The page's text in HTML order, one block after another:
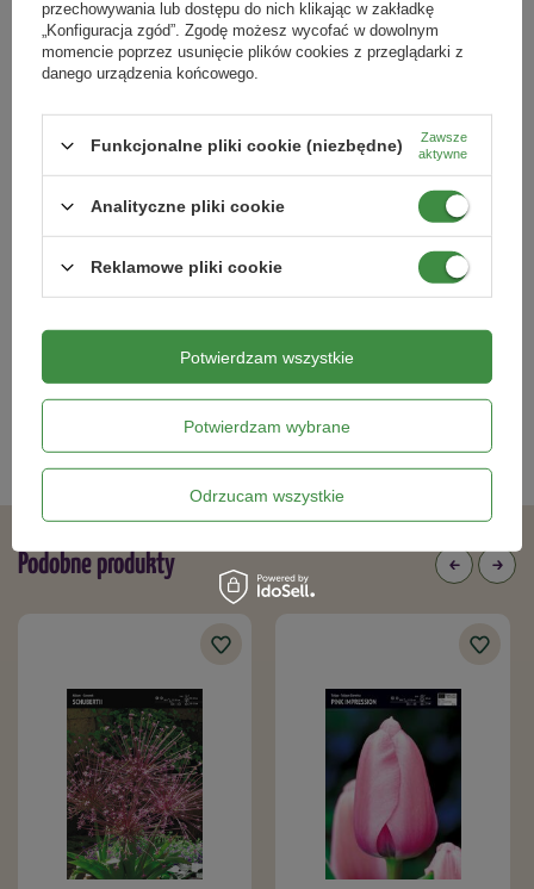
Kategorie powiązane
Cebulki kwiatowe,
Podobne produkty
przechowywania lub dostępu do nich klikając w zakładkę
„Konfiguracja zgód”. Zgodę możesz wycofać w dowolnym
momencie poprzez usunięcie plików cookies z przeglądarki z
danego urządzenia końcowego.
Funkcjonalne pliki cookie (niezbędne)
Zawsze
aktywne
Analityczne pliki cookie
Reklamowe pliki cookie
Potwierdzam wybrane
Odrzucam wszystkie
Potwierdzam wszystkie